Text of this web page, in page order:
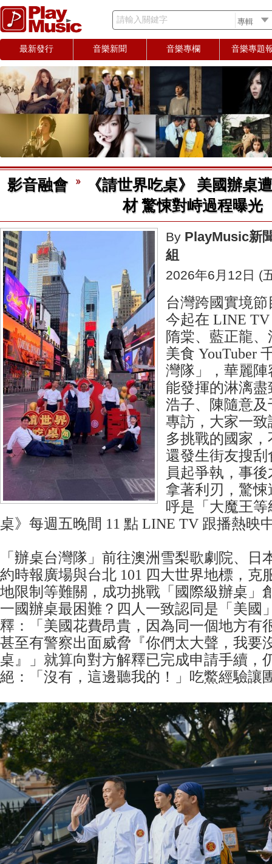
請輸入關鍵字
最新發行 音樂新聞 音樂專欄 音樂專題
影音融會
《請世界吃桌》 美國辦桌
材 驚悚對峙過程曝光
By PlayMusic新
組
2026年6月12日 (
台灣跨國實境
今起在 LINE
隋棠、藍正龍
美食 YouTuber
灣隊」，華麗
能發揮的淋漓
浩子、陳隨意
專訪，大家一
多挑戰的國家
還發生街友搜
員起爭執，事
拿著利刃，驚
呼是「大魔王
桌》每週五晚間 11 點 LINE TV 跟播熱映
「辦桌台灣隊」前往澳洲雪梨歌劇院、日
約時報廣場與台北 101 四大世界地標，克
地限制等難關，成功挑戰「國際級辦桌」
一國辦桌最困難？四人一致認同是「美國
釋：「美國花費昂貴，因為同一個地方有
甚至有警察出面威脅『你們太大聲，我要
桌』」就算向對方解釋已完成申請手續，
絕：「沒有，這邊聽我的！」吃鱉經驗讓